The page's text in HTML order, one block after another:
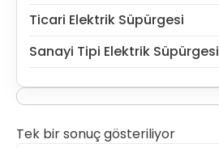
Ticari Elektrik Süpürgesi
Sanayi Tipi Elektrik Süpürgesi
Tek bir sonuç gösteriliyor